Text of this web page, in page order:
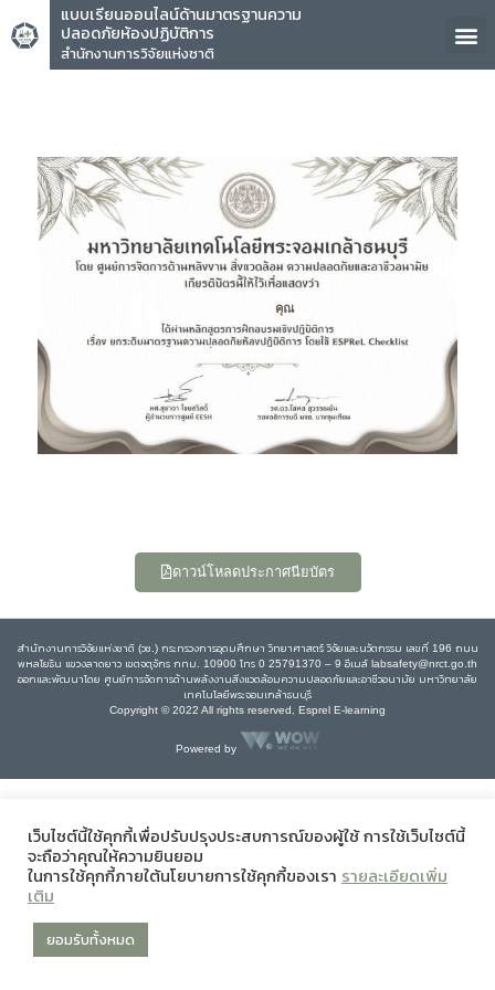
แบบเรียนออนไลน์ด้านมาตรฐานความ
ปลอดภัยห้องปฏิบัติการ
สำนักงานการวิจัยแห่งชาติ
คุณ
ดาวน์โหลดประกาศนียบัตร
สำนักงานการวิจัยแห่งชาติ (วช.) กระทรวงการอุดมศึกษา วิทยาศาสตร์ วิจัยและนวัตกรรม เลขที่ 196 ถนน
พหลโยธิน แขวงลาดยาว เขตจตุจักร กทม. 10900 โทร 0 25791370 – 9 อีเมล์ labsafety@nrct.go.th
ออกและพัฒนาโดย ศูนย์การจัดการด้านพลังงานสิ่งแวดล้อมความปลอดภัยและอาชีวอนามัย มหาวิทยาลัย
เทคโนโลยีพระจอมเกล้าธนบุรี
Copyright © 2022 All rights reserved, Esprel E-learning
Powered by
เว็บไซต์นี้ใช้คุกกี้เพื่อปรับปรุงประสบการณ์ของผู้ใช้ การใช้เว็บไซต์นี้
จะถือว่าคุณให้ความยินยอม
ในการใช้คุกกี้ภายใต้นโยบายการใช้คุกกี้ของเรา รายละเอียดเพิ่ม
เติม
ยอมรับทั้งหมด